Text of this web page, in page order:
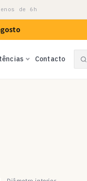
de 6h
Contacto